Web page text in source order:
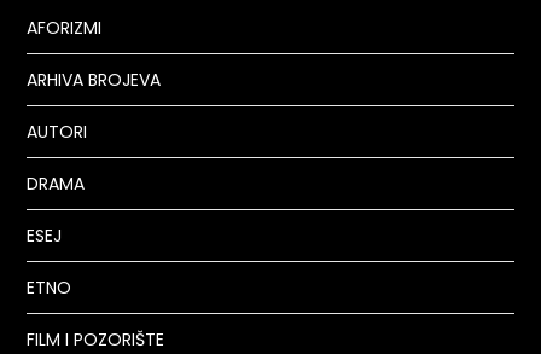
AFORIZMI
ARHIVA BROJEVA
AUTORI
DRAMA
ESEJ
ETNO
FILM I POZORIŠTE